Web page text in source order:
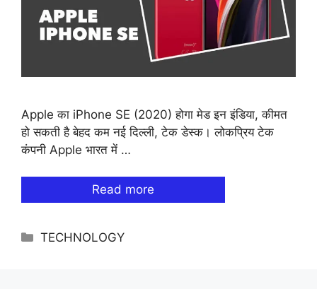
Apple का iPhone SE (2020) होगा मेड इन इंडिया, कीमत
हो सकती है बेहद कम नई दिल्ली, टेक डेस्क। लोकप्रिय टेक
कंपनी Apple भारत में …
Read more
Categories
TECHNOLOGY